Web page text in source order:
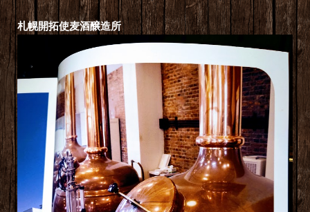
札幌開拓使麦酒醸造所